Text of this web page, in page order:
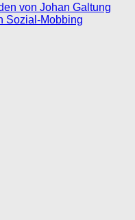
von Johan Galtung
Sozial-Mobbing